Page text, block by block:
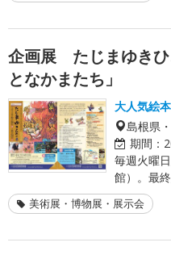
企画展 たじまゆきひ
となかまたち」
大人気絵
島根県
期間：
毎週火曜
館）。最終
美術展・博物展・展示会